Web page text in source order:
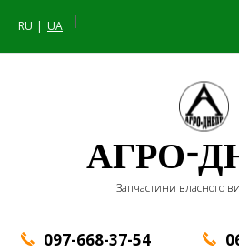
RU UA |
АГРО-
Запчастини власного
097-668-37-54